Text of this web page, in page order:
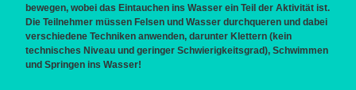
bewegen, wobei das Eintauchen ins Wasser ein Teil der Aktivität ist.
Die Teilnehmer müssen Felsen und Wasser durchqueren und dabei
verschiedene Techniken anwenden, darunter Klettern (kein
technisches Niveau und geringer Schwierigkeitsgrad), Schwimmen
und Springen ins Wasser!